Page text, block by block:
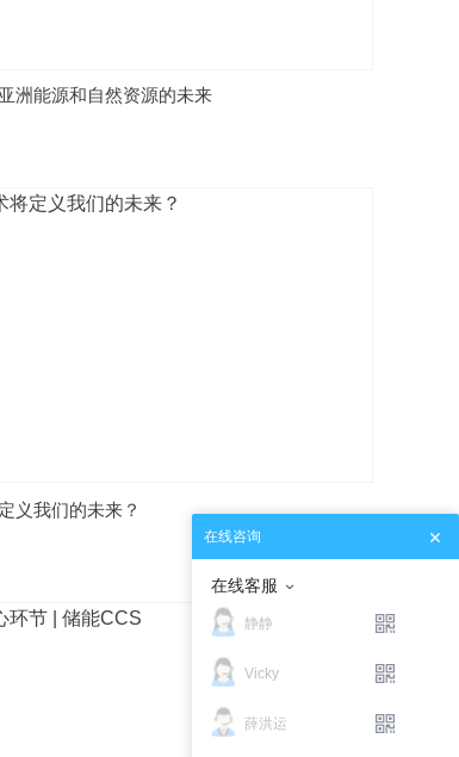
洲能源和自然资源的未来
义我们的未来？
在线咨询
在线客服
静静
Vicky
薛洪运